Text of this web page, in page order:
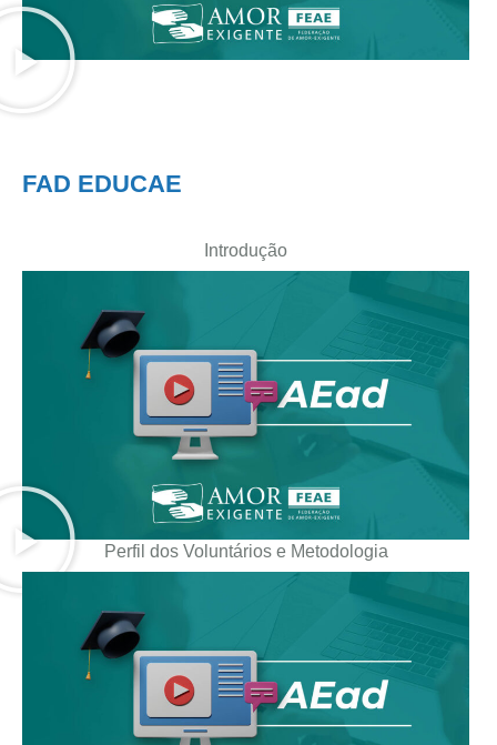
FAD EDUCAE
Introdução
Perfil dos Voluntários e Metodologia